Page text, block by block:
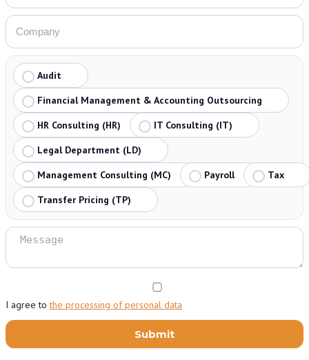
Audit
Financial Management & Accounting Outsourcing
HR Consulting (HR)
IT Consulting (IT)
Legal Department (LD)
Management Consulting (MC)
Payroll
Tax
Transfer Pricing (TP)
I agree tothe processing of personal data